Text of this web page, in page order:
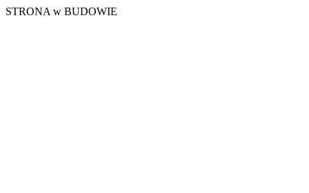
STRONA w BUDOWIE